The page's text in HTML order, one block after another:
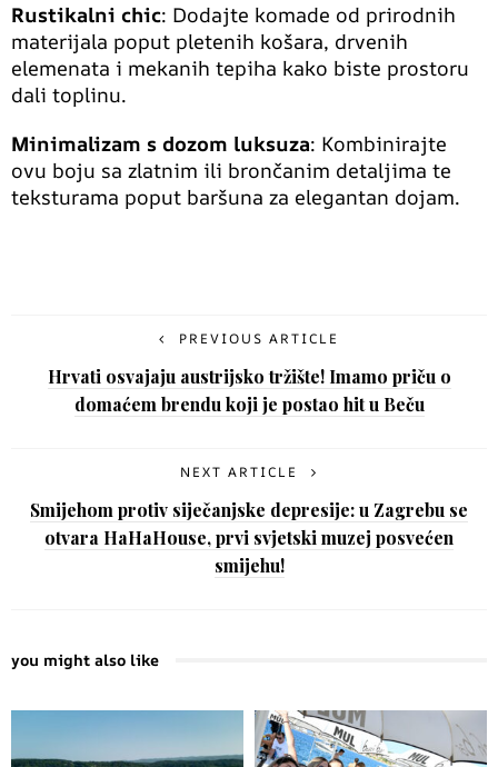
Rustikalni chic: Dodajte komade od prirodnih
materijala poput pletenih košara, drvenih
elemenata i mekanih tepiha kako biste prostoru
dali toplinu.
Minimalizam s dozom luksuza: Kombinirajte
ovu boju sa zlatnim ili brončanim detaljima te
teksturama poput baršuna za elegantan dojam.
PREVIOUS ARTICLE
Hrvati osvajaju austrijsko tržište! Imamo priču o
domaćem brendu koji je postao hit u Beču
NEXT ARTICLE
Smijehom protiv siječanjske depresije: u Zagrebu se
otvara HaHaHouse, prvi svjetski muzej posvećen
smijehu!
you might also like